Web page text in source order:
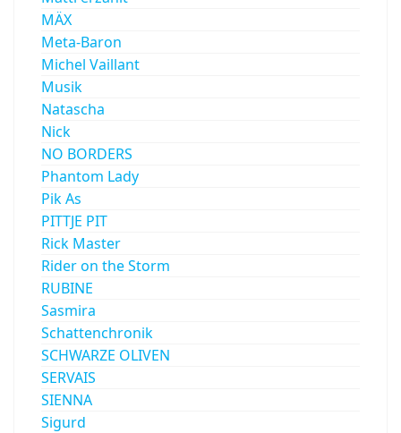
MÄX
Meta-Baron
Michel Vaillant
Musik
Natascha
Nick
NO BORDERS
Phantom Lady
Pik As
PITTJE PIT
Rick Master
Rider on the Storm
RUBINE
Sasmira
Schattenchronik
SCHWARZE OLIVEN
SERVAIS
SIENNA
Sigurd